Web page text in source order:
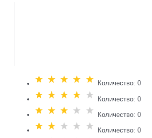
Количество: 0
Количество: 0
Количество: 0
Количество: 0